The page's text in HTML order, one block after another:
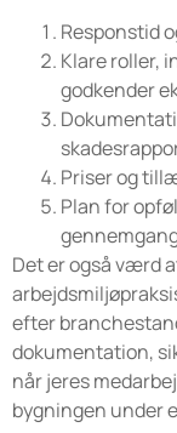
Responstid
Klare roller,
godkender
Priser og
Plan for
Det er også værd
efter
dokumentation,
når jeres
bygningen under